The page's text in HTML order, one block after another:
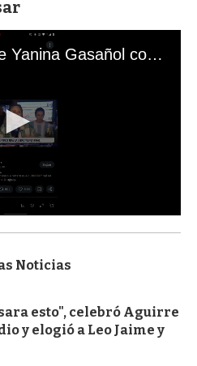
El mal momento de Yanina Gasañol con un hincha argentino en "Subrayado"
Noticias
esto", celebró Aguirre
y elogió a Leo Jaime y